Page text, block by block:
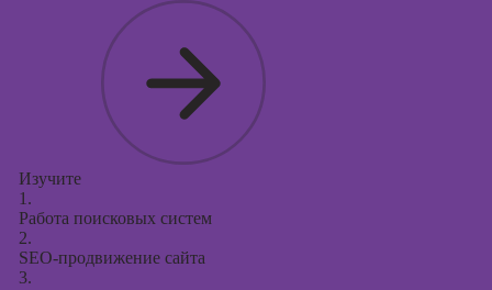
Изучите
1.
Работа поисковых систем
2.
SEO-продвижение сайта
3.